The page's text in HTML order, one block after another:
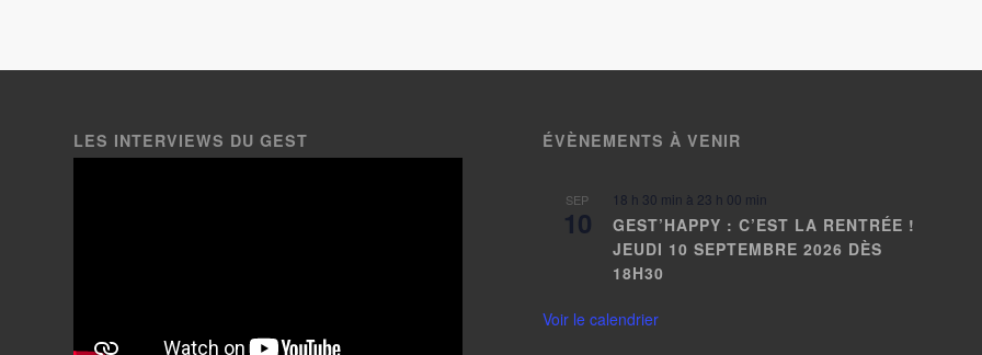
LES INTERVIEWS DU GEST ÉVÈNEMENTS À VENIR
SEP
10
18 h 30 min à 23 h 00 min
GEST’HAPPY : C’EST LA RENTRÉE !
JEUDI 10 SEPTEMBRE 2026 DÈS
18H30
Voir le calendrier